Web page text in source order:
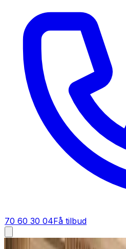
70 60 30 04Få tilbud
Industriventilation iSkanderborg